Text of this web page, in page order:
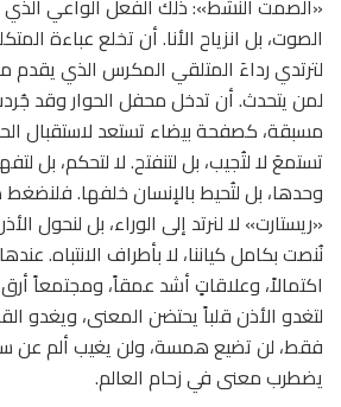
الصوت، بل انزياح الأنا. أن تخلع عباءة
لترتدي رداءَ المتلقي المكرس الذي
لمن يتحدث. أن تدخل محفل الحوار وقد
مسبقة، كصفحة بيضاء تستعد لاستقبال
تستمعَ لا لتُجيب، بل لتنفتح. لا لتحكم، بل
وحدها، بل لتُحيط بالإنسان خلفها. فلنضغط
«ريستارت» لا لنرتد إلى الوراء، بل لنحول
نُنصت بكامل كياننا، لا بأطراف الانتباه.
اكتمالاً، وعلاقاتٍ أشد عمقاً، ومجتمعاً
لتغدو الأذن قلباً يحتضن المعنى، ويغدو
فقط، لن تضيع همسة، ولن يغيب ألم عن
يضطرب معنى في زحام العالم.